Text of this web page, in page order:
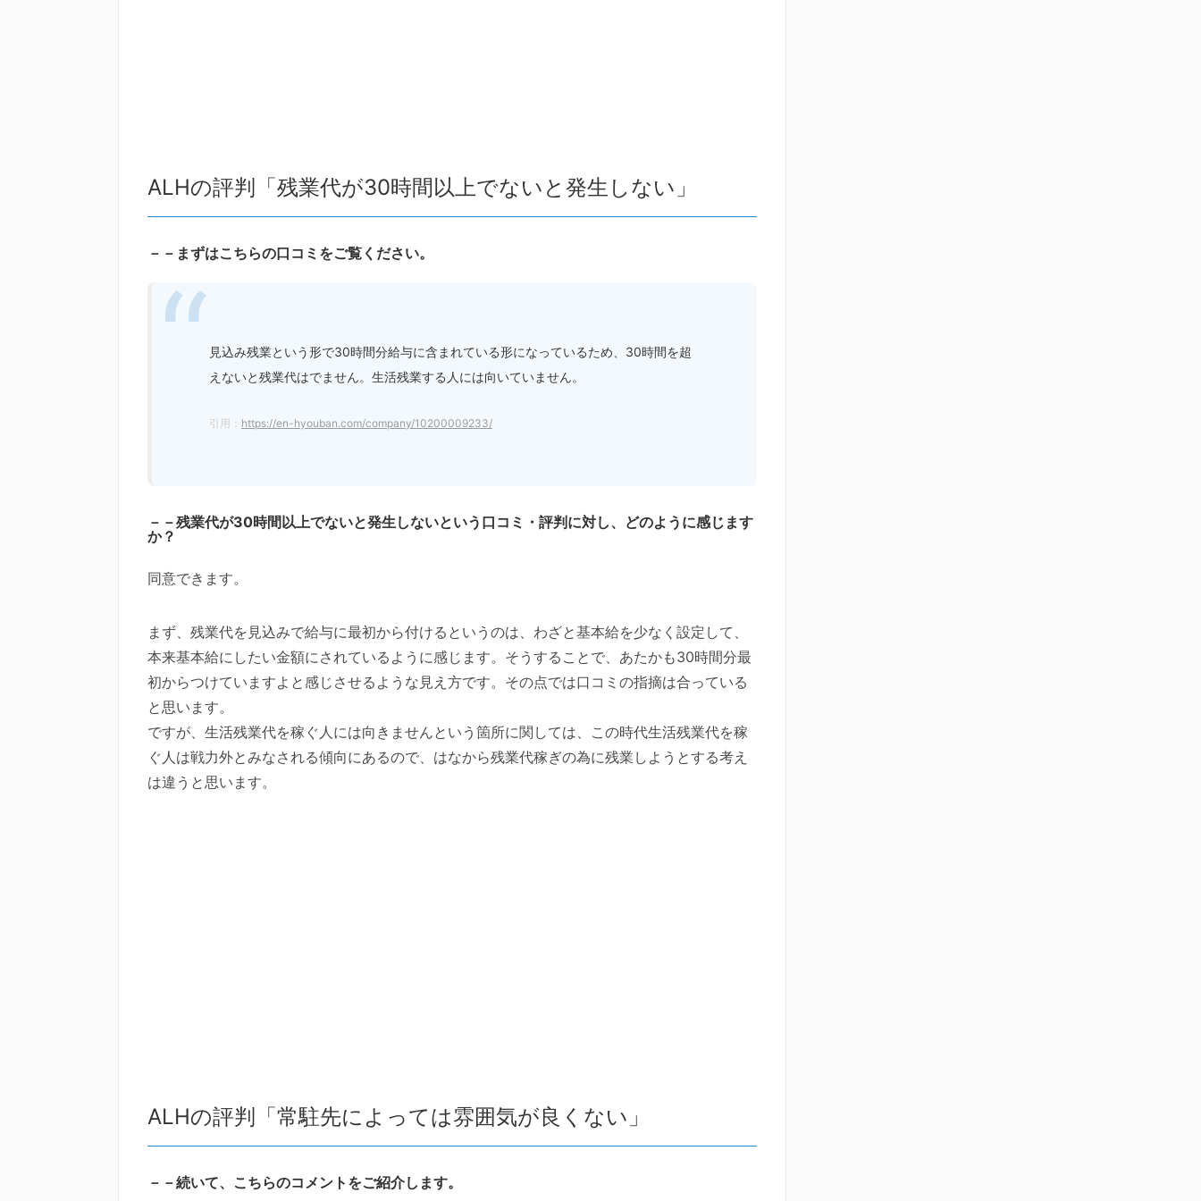
ALHの評判「残業代が30時間以上でないと発生しない」
－－まずはこちらの口コミをご覧ください。
見込み残業という形で30時間分給与に含まれている形になっているため、30時間を超
えないと残業代はでません。生活残業する人には向いていません。
引用： https://en-hyouban.com/company/10200009233/
－－残業代が30時間以上でないと発生しないという口コミ・評判に対し、どのように感じます
か？
同意できます。
まず、残業代を見込みで給与に最初から付けるというのは、わざと基本給を少なく設定して、
本来基本給にしたい金額にされているように感じます。そうすることで、あたかも30時間分最
初からつけていますよと感じさせるような見え方です。その点では口コミの指摘は合っている
と思います。
ですが、生活残業代を稼ぐ人には向きませんという箇所に関しては、この時代生活残業代を稼
ぐ人は戦力外とみなされる傾向にあるので、はなから残業代稼ぎの為に残業しようとする考え
は違うと思います。
ALHの評判「常駐先によっては雰囲気が良くない」
－－続いて、こちらのコメントをご紹介します。